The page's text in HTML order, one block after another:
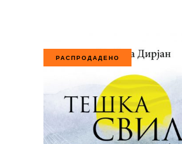
РАСПРОДАДЕНО